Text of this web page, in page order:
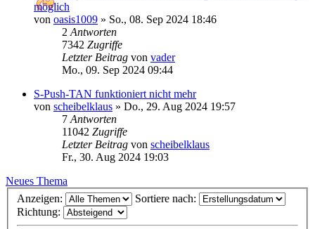
möglich
von oasis1009 » So., 08. Sep 2024 18:46
2 Antworten
7342 Zugriffe
Letzter Beitrag von vader
Mo., 09. Sep 2024 09:44
S-Push-TAN funktioniert nicht mehr
von scheibelklaus » Do., 29. Aug 2024 19:57
7 Antworten
11042 Zugriffe
Letzter Beitrag von scheibelklaus
Fr., 30. Aug 2024 19:03
Neues Thema
Anzeigen:
Sortiere nach:
Richtung: